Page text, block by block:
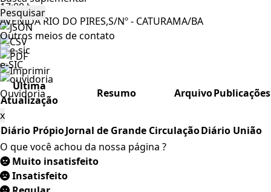
17:00 hrs
AVENIDA RIO DO PIRES,S/Nº - CATURAMA/BA
Outros meios de contato
e-SIC
Ouvidoria
Pesquisar
Última
Atualização
Resumo ArquivoPublicações
x
Diário PrópioJornal de Grande CirculaçãoDiário União
O que você achou da nossa página ?
Muito insatisfeito
Insatisfeito